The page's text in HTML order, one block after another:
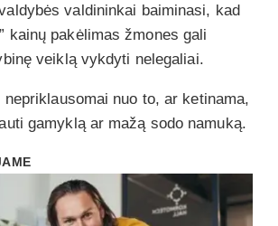
valdininkai baiminasi, kad
kainų pakėlimas žmones gali
veiklą vykdyti nelegaliai.
nuo to, ar ketinama,
gamyklą ar mažą sodo namuką.